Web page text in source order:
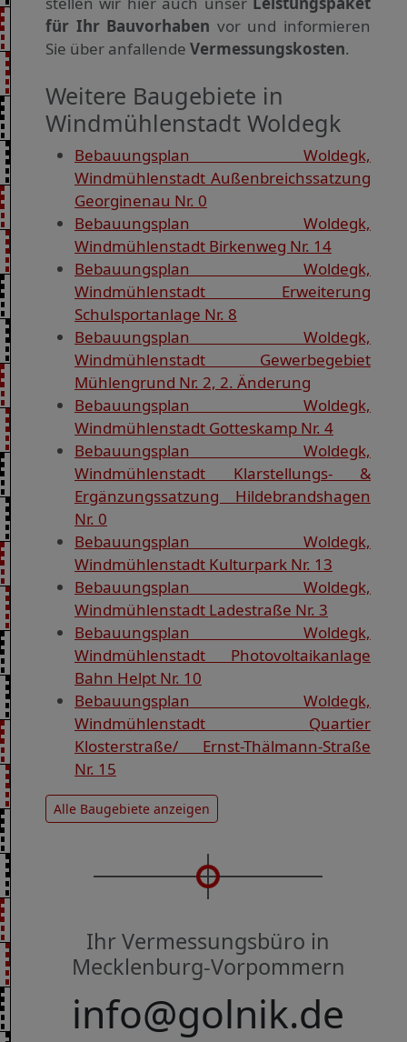
für Ihr Bauvorhaben vor und informieren
Sie über anfallende Vermessungskosten.
Weitere Baugebiete in
Windmühlenstadt Woldegk
Bebauungsplan Woldegk,
Windmühlenstadt Außenbreichssatzung
Georginenau Nr. 0
Bebauungsplan Woldegk,
Windmühlenstadt Birkenweg Nr. 14
Bebauungsplan Woldegk,
Windmühlenstadt Erweiterung
Schulsportanlage Nr. 8
Bebauungsplan Woldegk,
Windmühlenstadt Gewerbegebiet
Mühlengrund Nr. 2, 2. Änderung
Bebauungsplan Woldegk,
Windmühlenstadt Gotteskamp Nr. 4
Bebauungsplan Woldegk,
Windmühlenstadt Klarstellungs- &
Ergänzungssatzung Hildebrandshagen
Nr. 0
Bebauungsplan Woldegk,
Windmühlenstadt Kulturpark Nr. 13
Bebauungsplan Woldegk,
Windmühlenstadt Ladestraße Nr. 3
Bebauungsplan Woldegk,
Windmühlenstadt Photovoltaikanlage
Bahn Helpt Nr. 10
Bebauungsplan Woldegk,
Windmühlenstadt Quartier
Klosterstraße/ Ernst-Thälmann-Straße
Nr. 15
Alle Baugebiete anzeigen
Ihr Vermessungsbüro in
Mecklenburg-Vorpommern
info@golnik.de